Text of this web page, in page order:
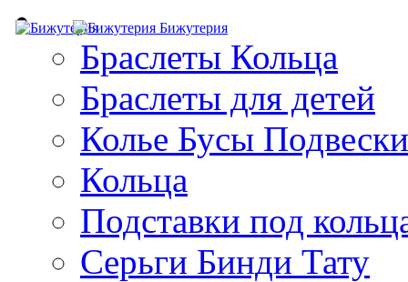
Бижутерия
Браслеты Кольца
Браслеты для детей
Колье Бусы Подвески
Кольца
Подставки под
Серьги Бинди Тату